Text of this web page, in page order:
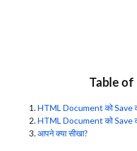
Table
HTML Document को Save
HTML Document को Save
आपने क्या सीखा?